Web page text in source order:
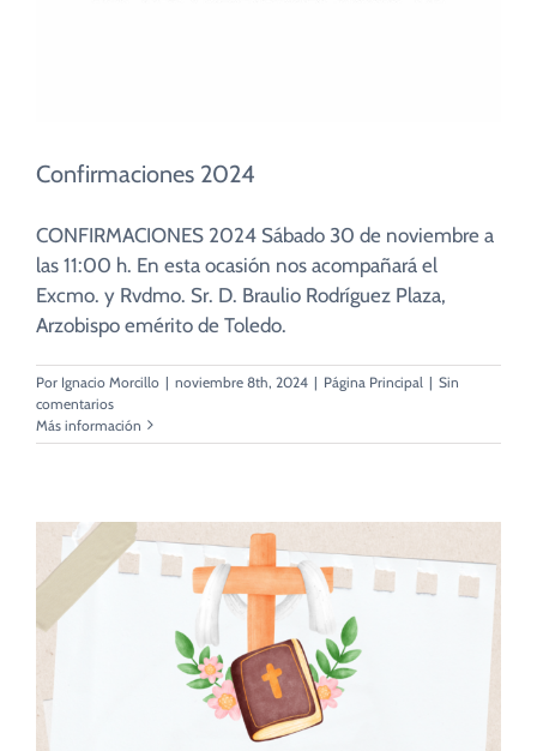
Confirmaciones 2024
CONFIRMACIONES 2024 Sábado 30 de noviembre a
las 11:00 h. En esta ocasión nos acompañará el
Excmo. y Rvdmo. Sr. D. Braulio Rodríguez Plaza,
Arzobispo emérito de Toledo.
Por Ignacio Morcillo | noviembre 8th, 2024 | Página Principal | Sin
comentarios
Más información